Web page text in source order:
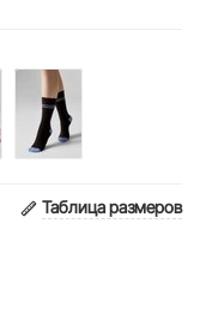
Таблица размеров